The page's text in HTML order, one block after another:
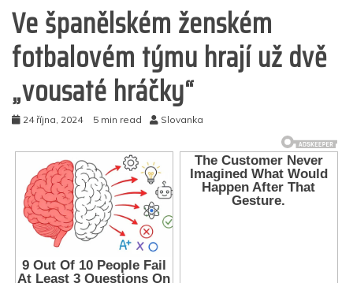
Ve španělském ženském
fotbalovém týmu hrají už dvě
„vousaté hráčky“
24 října, 2024 5 min read Slovanka